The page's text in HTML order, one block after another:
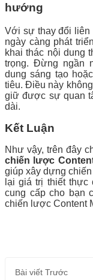
hướng
Với sự thay đổi liên
ngày càng phát
khai thác nội dung
trọng. Đừng ngần
dung sáng tạo
tiêu. Điều này
giữ được sự quan
dài.
Kết Luận
Như vậy, trên đây
chiến lược
giúp xây dựng
lại giá trị thiết thực
cung cấp cho bạn
chiến lược Content
Bài viết Trước